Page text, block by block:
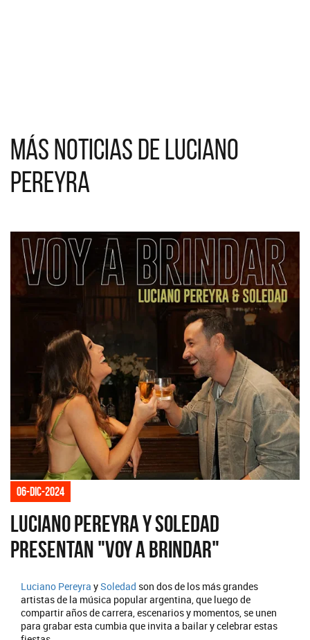
Más noticias de Luciano
Pereyra
06-dic-2024
Luciano Pereyra y Soledad
presentan "Voy a brindar"
Luciano Pereyra ySoledad son dos de los más grandes
artistas de la música popular argentina, que luego de
compartir años de carrera, escenarios y momentos, se unen
para grabar esta cumbia que invita a bailar y celebrar estas